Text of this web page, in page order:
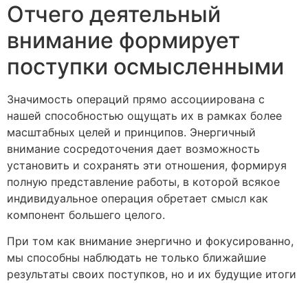
Отчего деятельный
внимание формирует
поступки осмысленными
Значимость операций прямо ассоциирована с
нашей способностью ощущать их в рамках более
масштабных целей и принципов. Энергичный
внимание сосредоточения дает возможность
установить и сохранять эти отношения, формируя
полную представление работы, в которой всякое
индивидуальное операция обретает смысл как
компонент большего целого.
При том как внимание энергично и фокусированно,
мы способны наблюдать не только ближайшие
результаты своих поступков, но и их будущие итоги